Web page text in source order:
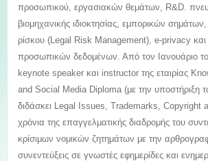
προσωπικού, εργασιακών θεμάτων, R&D.
βιομηχανικής ιδιοκτησίας, εμπορικών σημάτων,
ρίσκου (Legal Risk Management), e-privacy
προσωπικών δεδομένων. Από τον Ιανουάριο
keynote speaker και instructor της εταιρίας
and Social Media Diploma (με την υποστήριξη
διδάσκει Legal Issues, Trademarks, Copyright
χρόνια της επαγγελματικής διαδρομής του
κρίσιμων νομικών ζητημάτων με την
συνεντεύξεις σε γνωστές εφημερίδες και